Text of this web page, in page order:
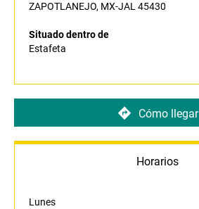
ZAPOTLANEJO, MX-JAL 45430
Situado dentro de
Estafeta
Cómo llegar
Horarios
Lunes